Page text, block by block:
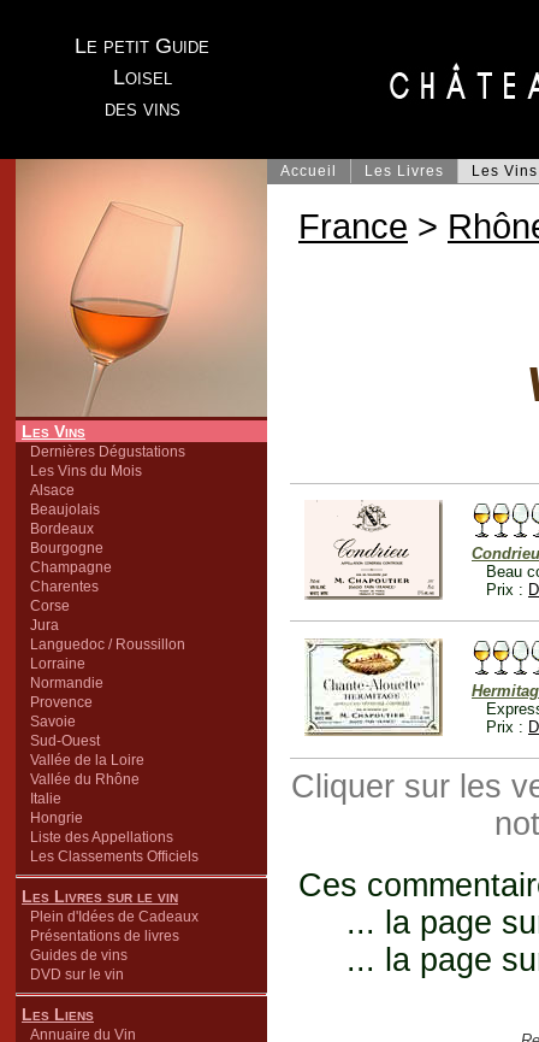
Le petit Guide
Loisel
des vins
Les Vins
Dernières Dégustations
Les Vins du Mois
Alsace
Beaujolais
Bordeaux
Bourgogne
Champagne
Charentes
Corse
Jura
Languedoc / Roussillon
Lorraine
Normandie
Provence
Savoie
Sud-Ouest
Vallée de la Loire
Vallée du Rhône
Italie
Hongrie
Liste des Appellations
Les Classements Officiels
Les Livres sur le vin
Plein d'Idées de Cadeaux
Présentations de livres
Guides de vins
DVD sur le vin
Les Liens
Annuaire du Vin
Accueil Les Livres Les Vins
France >
Condrieu
Beau
Prix : D
Prix :
Cliquer sur les
Ces
... la page
... la page